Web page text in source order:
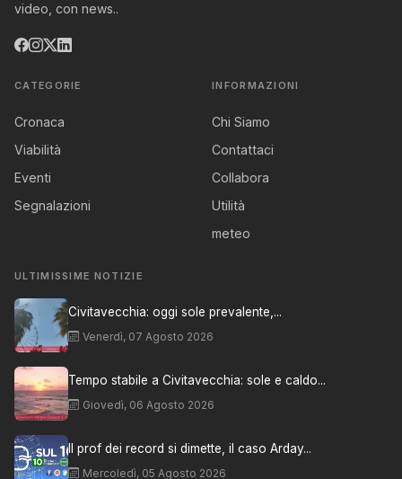
video, con news..
CATEGORIE
Cronaca
Viabilità
Eventi
Segnalazioni
INFORMAZIONI
Chi Siamo
Contattaci
Collabora
Utilità
meteo
ULTIMISSIME NOTIZIE
Civitavecchia: oggi sole prevalente,...
Venerdì, 07 Agosto 2026
Tempo stabile a Civitavecchia: sole e caldo...
Giovedì, 06 Agosto 2026
Il prof dei record si dimette, il caso Arday...
Mercoledì, 05 Agosto 2026